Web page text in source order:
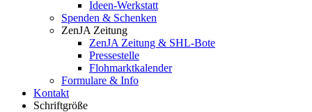
Ideen-Werkstatt
Spenden & Schenken
ZenJA Zeitung
ZenJA Zeitung & SHL-Bote
Pressestelle
Flohmarktkalender
Formulare & Info
Kontakt
Schriftgröße